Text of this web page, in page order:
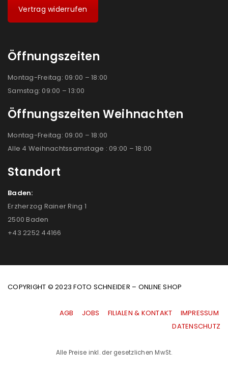
Vertrag widerrufen
Öffnungszeiten
Montag-Freitag: 09:00 – 18:00
Samstag: 09:00 – 13:00
Öffnungszeiten Weihnachten
Montag-Freitag: 09:00 – 18:00
Alle 4 Weihnachtssamstage : 09:00 – 18:00
Standort
Baden:
Erzherzog Rainer Ring 1
2500 Baden
+43 2252 44166
COPYRIGHT © 2023 FOTO SCHNEIDER – ONLINE SHOP
AGB JOBS FILIALEN & KONTAKT
IMPRESSUM
|DATENSCHUTZ
Alle Preise inkl. der gesetzlichen MwSt.